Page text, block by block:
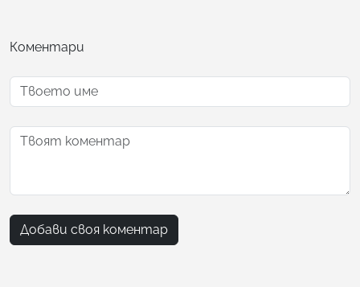
Коментари
Добави своя коментар